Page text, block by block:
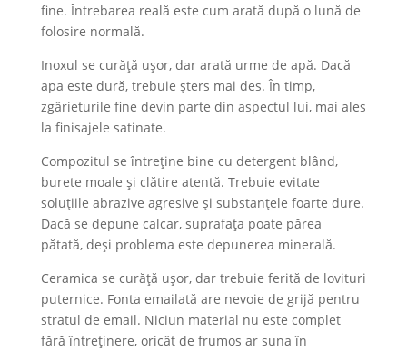
fine. Întrebarea reală este cum arată după o lună de
folosire normală.
Inoxul se curăță ușor, dar arată urme de apă. Dacă
apa este dură, trebuie șters mai des. În timp,
zgârieturile fine devin parte din aspectul lui, mai ales
la finisajele satinate.
Compozitul se întreține bine cu detergent blând,
burete moale și clătire atentă. Trebuie evitate
soluțiile abrazive agresive și substanțele foarte dure.
Dacă se depune calcar, suprafața poate părea
pătată, deși problema este depunerea minerală.
Ceramica se curăță ușor, dar trebuie ferită de lovituri
puternice. Fonta emailată are nevoie de grijă pentru
stratul de email. Niciun material nu este complet
fără întreținere, oricât de frumos ar suna în